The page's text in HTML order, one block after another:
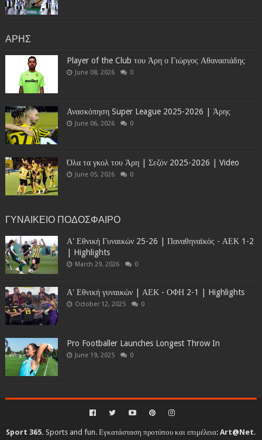
ΑΡΗΣ
Player of the Club του Άρη ο Γιώργος Αθανασιάδης
June 08, 2026 0
Ανασκόπηση Super League 2025-2026 | Άρης
June 06, 2026 0
Όλα τα γκολ του Άρη | Σεζόν 2025-2026 | Video
June 05, 2026 0
ΓΥΝΑΙΚΕΙΟ ΠΟΔΟΣΦΑΙΡΟ
Α' Εθνική Γυναικών 25-26 | Παναθηναϊκός - ΑΕΚ 1-2
| Highlights
March 29, 2026 0
Α' Εθνική γυναικών | ΑΕΚ - ΟΦΗ 2-1 | Highlights
October 12, 2025 0
Pro Footballer Launches Longest Throw In
June 19, 2025 0
Sport 365. Sports and fun. Εγκατάσταση προτύπου και επιμέλεια:Art@Net.